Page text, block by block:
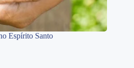
Espírito Santo